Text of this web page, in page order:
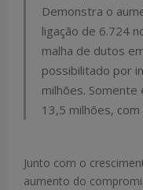
Demonstra o
ligação de 6.724
malha de dutos
possibilitado por
milhões.
13,5 milhões,
Junto com o
aumento do